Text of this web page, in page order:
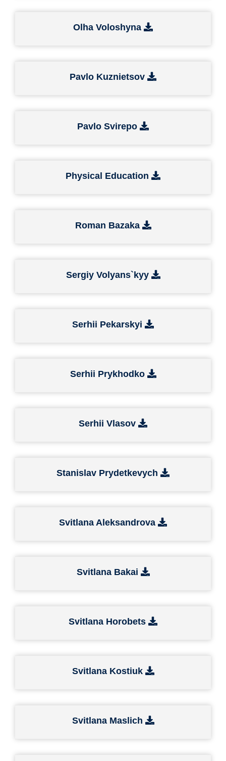
Olha Voloshyna
Pavlo Kuznietsov
Pavlo Svirepo
Physical Education
Roman Bazaka
Sergiy Volyans`kyy
Serhii Pekarskyi
Serhii Prykhodko
Serhii Vlasov
Stanislav Prydetkevych
Svitlana Aleksandrova
Svitlana Bakai
Svitlana Horobets
Svitlana Kostiuk
Svitlana Maslich